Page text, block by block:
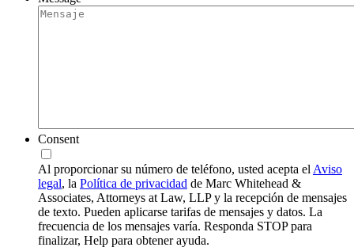
Consent
Al proporcionar su número de teléfono, usted acepta el Aviso
legal, la Política de privacidad de Marc Whitehead &
Associates, Attorneys at Law, LLP y la recepción de mensajes
de texto. Pueden aplicarse tarifas de mensajes y datos. La
frecuencia de los mensajes varía. Responda STOP para
finalizar, Help para obtener ayuda.